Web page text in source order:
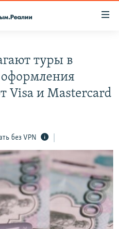
ИСТОРИЙ СОПРОТИВЛЕНИЯ
туры в
оформления
Visa и Mastercard
без VPN